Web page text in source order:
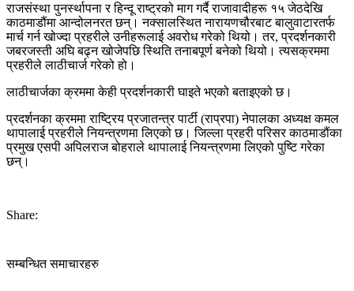
राजसंस्था पुनर्स्थापना र हिन्दू राष्ट्रको माग गर्दै राजावादीहरू १५ जेठदेखि
काठमाडौंमा आन्दोलनरत छन्। नक्सालस्थित नारायणचौरबाट बालुवाटारतर्फ
मार्च गर्न खोज्दा प्रहरीले उनीहरूलाई अवरोध गरेको थियो। तर, प्रदर्शनकारी
जबरजस्ती अघि बढ्न खोजेपछि स्थिति तनाबपूर्ण बनेको थियो। त्यसक्रममा
प्रहरीले लाठीचार्ज गरेको हो।
लाठीचार्जका क्रममा केही प्रदर्शनकारी घाइते भएको बताइएको छ।
प्रदर्शनका क्रममा राष्ट्रिय प्रजातन्त्र पार्टी (राप्रपा) नेपालका अध्यक्ष कमल
थापालाई प्रहरीले नियन्त्रणमा लिएको छ। जिल्ला प्रहरी परिसर काठमाडौंका
प्रमुख एसपी अपिलराज बोहराले थापालाई नियन्त्रणमा लिएको पुष्टि गरेका
छन्।
Share:
सम्बन्धित समाचारहरु